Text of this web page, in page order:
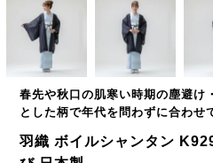
春先や秋口の肌寒い時期の塵避け
とした柄で年代を問わずに合わせ
羽織 ボイルシャンタン